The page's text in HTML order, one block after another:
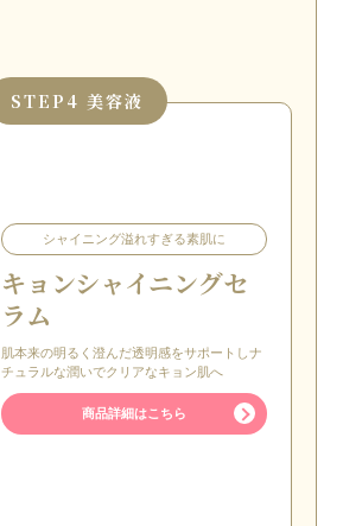
STEP 4 美容液
シャイニング溢れすぎる素肌に
キョンシャイニングセ
ラム
肌本来の明るく澄んだ透明感をサポートしナ
チュラルな潤いでクリアなキョン肌へ
商品詳細はこちら